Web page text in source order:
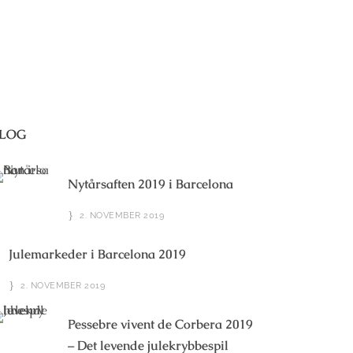
Nytårsaften 2019 i Barcelona
2. NOVEMBER 2019
Julemarkeder i Barcelona 2019
2. NOVEMBER 2019
Pessebre vivent de Corbera 2019
– Det levende julekrybbespil